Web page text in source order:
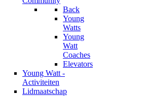
Back
Young
Watts
Young
Watt
Coaches
Elevators
Young Watt -
Activiteiten
Lidmaatschap